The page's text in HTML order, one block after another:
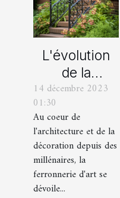
L'évolution
de la
ferronnerie
d'art à travers
les siècles
14 décembre 2023
01:30
Au coeur de
l'architecture et de la
décoration depuis des
millénaires, la
ferronnerie d'art se
dévoile...